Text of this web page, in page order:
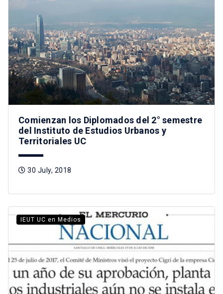
Comienzan los Diplomados del 2° semestre
del Instituto de Estudios Urbanos y
Territoriales UC
30 July, 2018
IEUT UC en Medios